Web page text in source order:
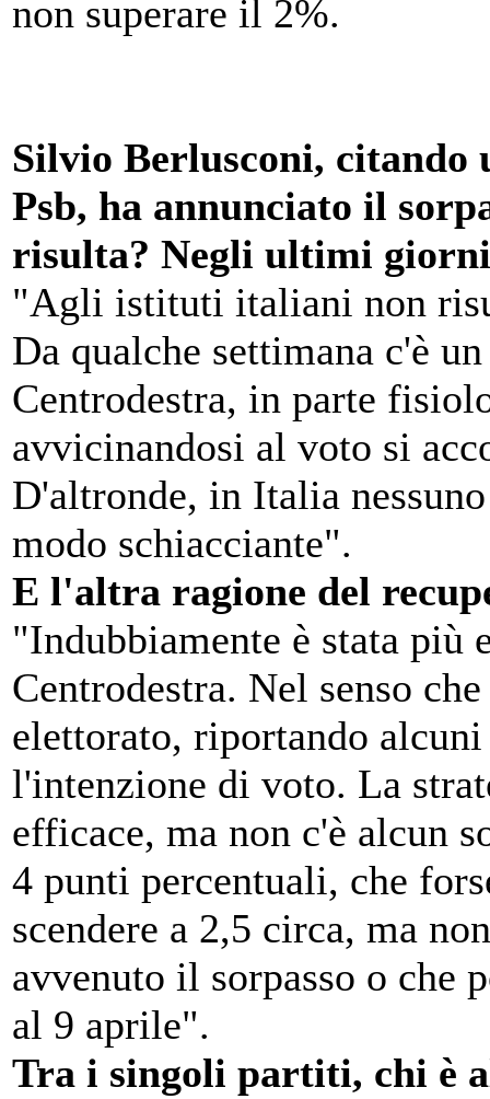
non superare il 2%.
Silvio Berlusconi, citando
Psb, ha annunciato il
risulta? Negli ultimi giorni
"Agli istituti italiani non
Da qualche settimana c'è
Centrodestra, in parte
avvicinandosi al voto si
D'altronde, in Italia
modo schiacciante".
E l'altra ragione del
"Indubbiamente è stata più
Centrodestra. Nel senso
elettorato, riportando
l'intenzione di voto. La
efficace, ma non c'è alcun
4 punti percentuali, che
scendere a 2,5 circa, ma
avvenuto il sorpasso o che
al 9 aprile".
Tra i singoli partiti, chi è